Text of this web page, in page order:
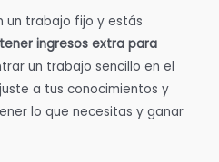
un trabajo fijo y estás
ingresos extra para
un trabajo sencillo en el
a tus conocimientos y
lo que necesitas y ganar